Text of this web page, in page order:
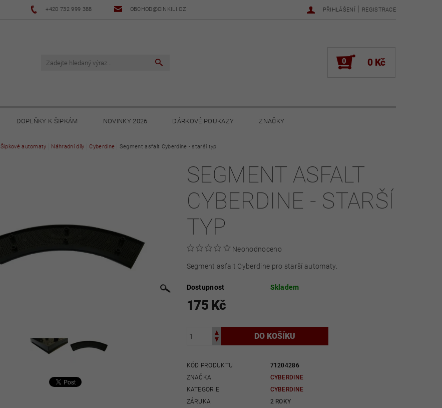
+420 732 999 388 OBCHOD@CINKILI.CZ PŘIHLÁŠENÍ | REGISTRACE
0 0 Kč
DOPLŇKY K ŠIPKÁM NOVINKY 2026 DÁRKOVÉ POUKAZY ZNAČKY
NOVINKY 2025 NOVINKY 2024 NOVINKY 2023
SOUBORY KE STAŽENÍ
Šipkové automaty Náhradní díly Cyberdine Segment asfalt Cyberdine - starší typ
SEGMENT ASFALT
CYBERDINE - STARŠÍ
TYP
Neohodnoceno
Segment asfalt Cyberdine pro starší automaty.
Dostupnost Skladem
175 Kč
KÓD PRODUKTU
71204286
ZNAČKA
CYBERDINE
KATEGORIE
CYBERDINE
ZÁRUKA
2 ROKY